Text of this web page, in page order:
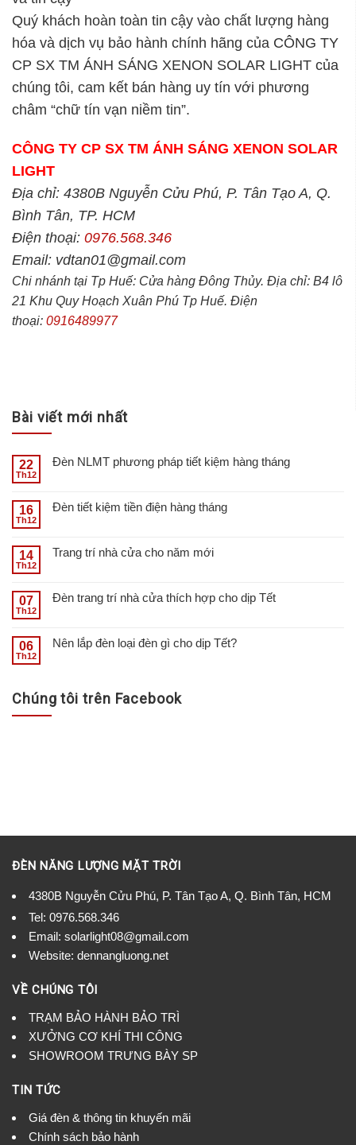
Quý khách hoàn toàn tin cậy vào chất lượng hàng
hóa và dịch vụ bảo hành chính hãng của CÔNG TY
CP SX TM ÁNH SÁNG XENON SOLAR LIGHT của
chúng tôi, cam kết bán hàng uy tín với phương
châm “chữ tín vạn niềm tin”.
CÔNG TY CP SX TM ÁNH SÁNG XENON SOLAR
LIGHT
Địa chỉ: 4380B Nguyễn Cửu Phú, P. Tân Tạo A, Q.
Bình Tân, TP. HCM
Điện thoại: 0976.568.346
Email: vdtan01@gmail.com
Chi nhánh tại Tp Huế: Cửa hàng Đông Thủy. Địa chỉ: B4 lô
21 Khu Quy Hoạch Xuân Phú Tp Huế. Điện
thoại: 0916489977
Bài viết mới nhất
22
Th12
Đèn NLMT phương pháp tiết kiệm hàng tháng
16
Th12
Đèn tiết kiệm tiền điện hàng tháng
14
Th12
Trang trí nhà cửa cho năm mới
07
Th12
Đèn trang trí nhà cửa thích hợp cho dịp Tết
06
Th12
Nên lắp đèn loại đèn gì cho dịp Tết?
Chúng tôi trên Facebook
ĐÈN NĂNG LƯỢNG MẶT TRỜI
4380B Nguyễn Cửu Phú, P. Tân Tạo A, Q. Bình Tân, HCM
Tel: 0976.568.346
Email: solarlight08@gmail.com
Website: dennangluong.net
VỀ CHÚNG TÔI
TRẠM BẢO HÀNH BẢO TRÌ
XƯỞNG CƠ KHÍ THI CÔNG
SHOWROOM TRƯNG BÀY SP
TIN TỨC
Giá đèn & thông tin khuyến mãi
Chính sách bảo hành